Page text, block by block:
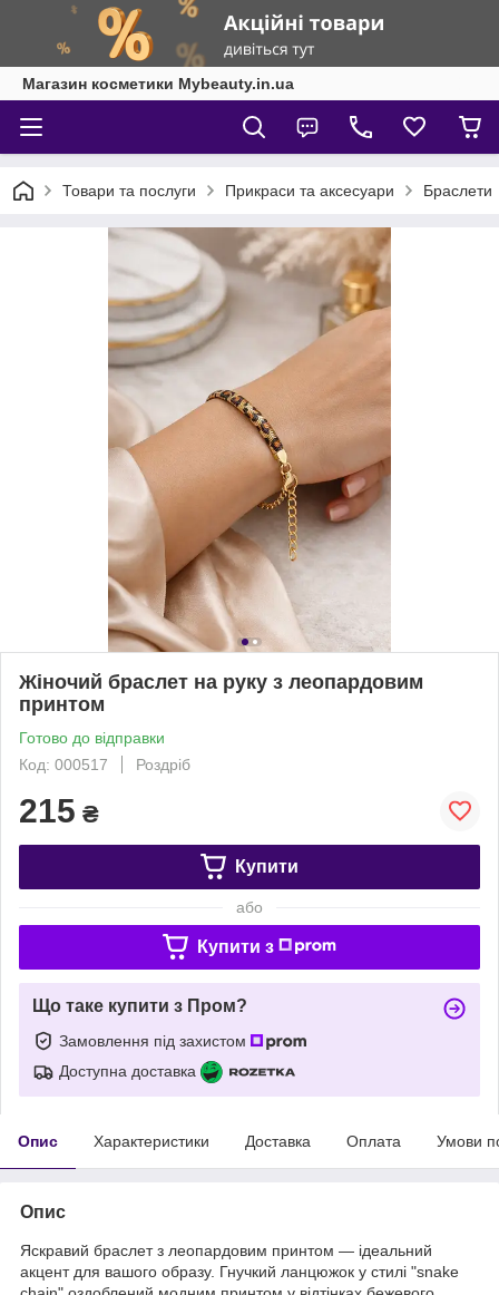
Магазин косметики Mybeauty.in.ua
Товари та послуги Прикраси та аксесуари Браслети
Жіночий браслет на руку з леопардовим
принтом
Готово до відправки
Код: 000517
Роздріб
215 ₴
Купити
або
Купити з
Що таке купити з Пром?
Замовлення під захистом
Доступна доставка
Опис Характеристики Доставка Оплата Умови
Опис
Яскравий браслет з леопардовим принтом — ідеальний
акцент для вашого образу. Гнучкий ланцюжок у стилі "snake